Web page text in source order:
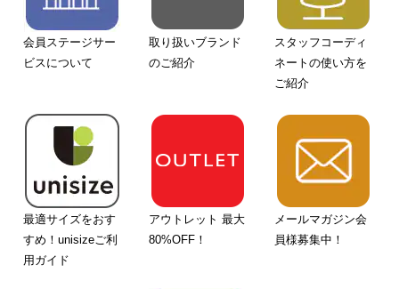
会員ステージサー
ビスについて
取り扱いブランド
のご紹介
スタッフコーディ
ネートの使い方を
ご紹介
最適サイズをおす
すめ！unisizeご利
用ガイド
アウトレット 最大
80%OFF！
メールマガジン会
員様募集中！